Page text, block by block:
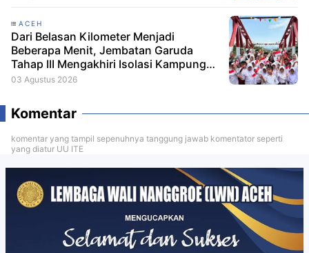
ACEH
Dari Belasan Kilometer Menjadi
Beberapa Menit, Jembatan Garuda
Tahap III Mengakhiri Isolasi Kampung
Tempel
03 Agustus 2026
Komentar
komentar yang tampil sepenuhnya tanggung jawab komentator seperti
yang diatur UU ITE